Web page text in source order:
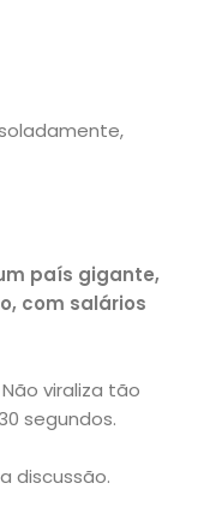
país gigante,
com salários
viraliza tão
segundos.
discussão.